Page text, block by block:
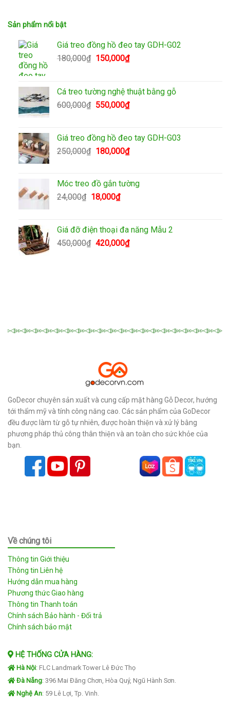
Sản phẩm nổi bật
Giá treo đồng hồ đeo tay GDH-G02
180,000₫ Giá
180,000₫.
150,000₫Giá
là:
150,000₫.
Cá treo tường nghệ thuật bằng gỗ
600,000₫ Giá
600,000₫.
550,000₫Giá
là:
550,000₫.
Giá treo đồng hồ đeo tay GDH-G03
250,000₫ Giá
250,000₫.
180,000₫Giá
là:
Móc treo đồ gắn tường
24,000₫ Giá
24,000₫.
18,000₫Giá
là:
18,000₫.
Giá đỡ điện thoại đa năng Mẫu 2
450,000₫ Giá
420,000₫Giá
GoDecor chuyên sản xuất và cung cấp mặt hàng Gỗ Decor, hướng
tới thẩm mỹ và tính công năng cao. Các sản phẩm của GoDecor
đều được làm từ gỗ tự nhiên, được hoàn thiện và xử lý bằng
phương pháp thủ công thân thiện và an toàn cho sức khỏe của
bạn.
Về chúng tôi
Thông tin Giới thiệu
Thông tin Liên hệ
Hướng dẫn mua hàng
Phương thức Giao hàng
Thông tin Thanh toán
Chính sách Bảo hành - Đổi trả
Chính sách bảo mật
HỆ THỐNG CỬA HÀNG:
Hà Nội: FLC Landmark Tower Lê Đức Thọ
Đà Nẵng: 396 Mai Đăng Chơn, Hòa Quý, Ngũ Hành Sơn.
Nghệ An: 59 Lê Lợi, Tp. Vinh.